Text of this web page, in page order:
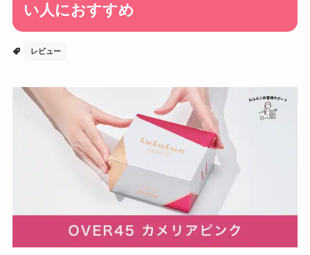
い人におすすめ
レビュー